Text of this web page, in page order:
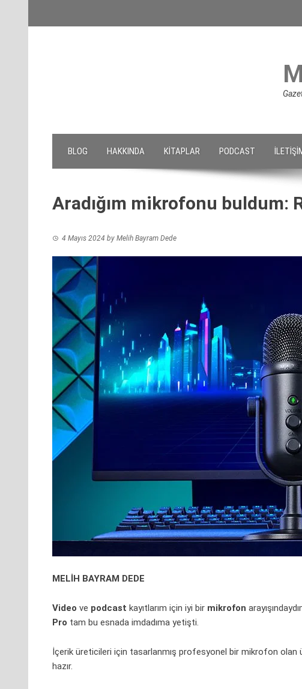
BLOG HAKKINDA KITAPLAR PODCAST
Aradığım mikrofonu buldum:
4 Mayıs 2024 by Melih Bayram Dede
MELİH BAYRAM DEDE
Video ve podcast kayıtlarım için iyi bir mikrofon
Pro tam bu esnada imdadıma yetişti.
İçerik üreticileri için tasarlanmış profesyonel bir mikrofon olan
hazır.